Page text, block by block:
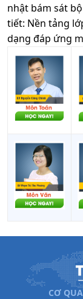
nhật bám sát
tiết: Nền tảng
dạng đáp ứng
CƠ